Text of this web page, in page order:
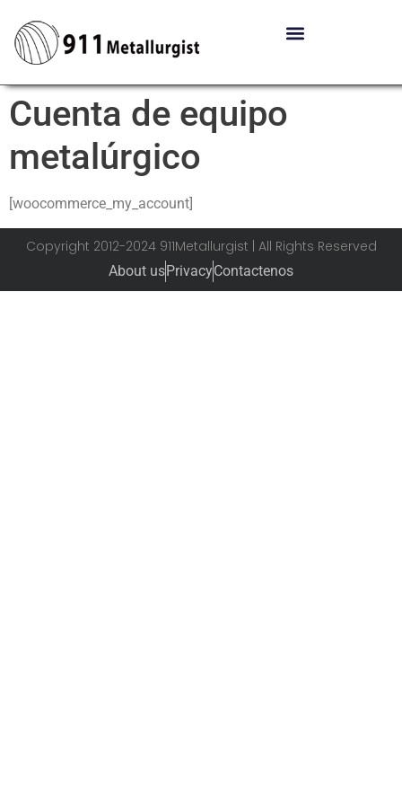
Cuenta de equipo
metalúrgico
[woocommerce_my_account]
Copyright 2012-2024 911Metallurgist | All Rights Reserved
About usPrivacyContactenos